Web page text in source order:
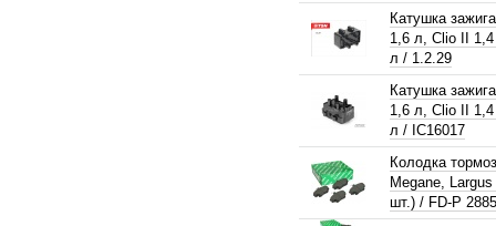
Катушка
1,6 л, Clio II
л / 1.2.29
Катушка
1,6 л, Clio II
л / IC16017
Колодка
Megane,
шт.) / FD-P 2885